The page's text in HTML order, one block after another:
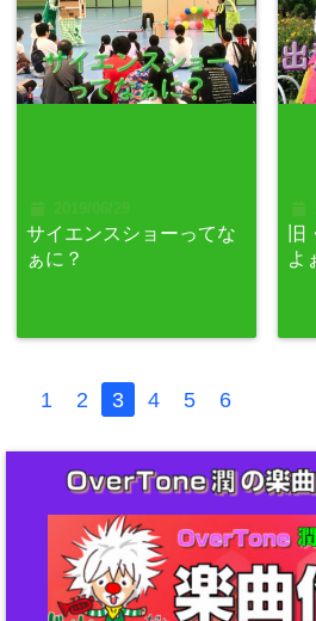
サイエンスショーってな
ぁに？
よ
1 2 3 4 5 6